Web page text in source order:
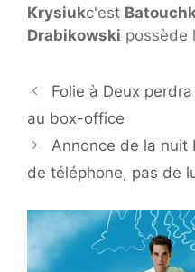
Krysiukc'est
Drabikowski possède
Folie à Deux
au box-office
Annonce de la nuit
de téléphone, pas de